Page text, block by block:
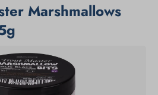
Marshmallows